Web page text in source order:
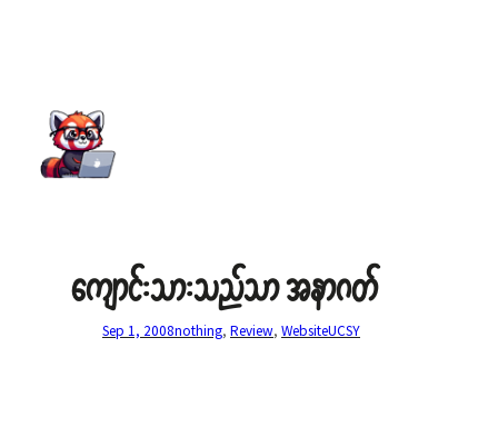
ကျောင်းသားသည်သာ အနာဂတ်
Sep 1, 2008nothing, Review, WebsiteUCSY